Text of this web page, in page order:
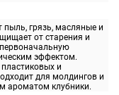
пыль, грязь, масляные и
от старения и
эффектом.
и
для молдингов и
ароматом клубники.